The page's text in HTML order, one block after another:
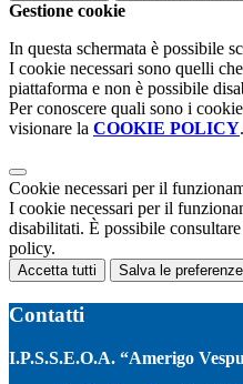
Gestione cookie
In questa schermata è possibile
I cookie necessari sono quelli
piattaforma e non è possibile
Per conoscere quali sono i
visionare la COOKIE POLICY.
Cookie necessari per il
I cookie necessari per il
disabilitati. È possibile
policy.
Accetta tutti Salva le preferenze
Contatti
I.P.S.S.E.O.A. “Amerigo